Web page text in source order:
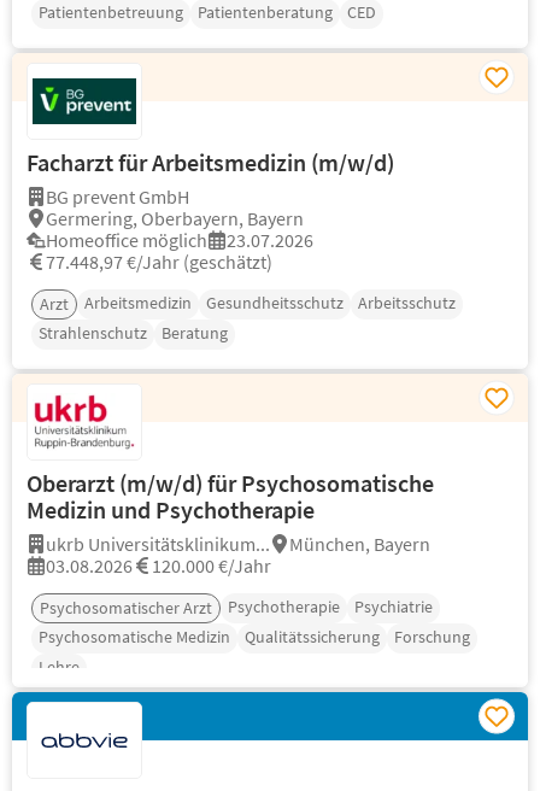
Patientenbetreuung
Patientenberatung CED
Facharzt für Arbeitsmedizin (m/w/d)
BG prevent GmbH
Germering, Oberbayern, Bayern
Homeoffice möglich
23.07.2026
77.448,97 €/Jahr (geschätzt)
Arzt Arbeitsmedizin Gesundheitsschutz
Arbeitsschutz
Strahlenschutz
Beratung
Oberarzt (m/w/d) für Psychosomatische
Medizin und Psychotherapie
ukrb Universitätsklinikum...
München, Bayern
03.08.2026
120.000 €/Jahr
Psychosomatischer Arzt Psychotherapie
Psychiatrie
Psychosomatische Medizin
Qualitätssicherung
Forschung
Lehre